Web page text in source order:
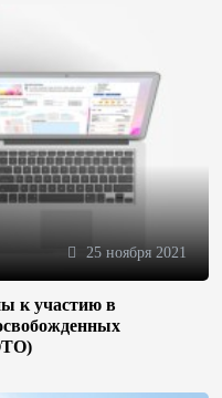
25 ноября 2021
к участию в